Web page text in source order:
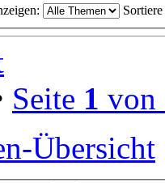
Seite 1 von
Übersicht